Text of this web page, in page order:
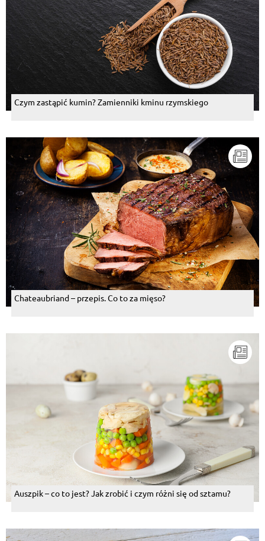
Czym zastąpić kumin? Zamienniki kminu rzymskiego
Chateaubriand – przepis. Co to za mięso?
Auszpik – co to jest? Jak zrobić i czym różni się od sztamu?